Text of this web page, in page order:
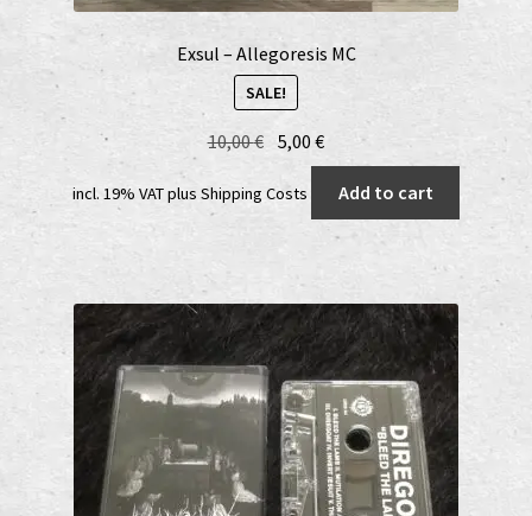
Exsul – Allegoresis MC
SALE!
10,00€ Original
was:
5,00€Current
price
is:
incl. 19% VATplus Shipping Costs Add to cart